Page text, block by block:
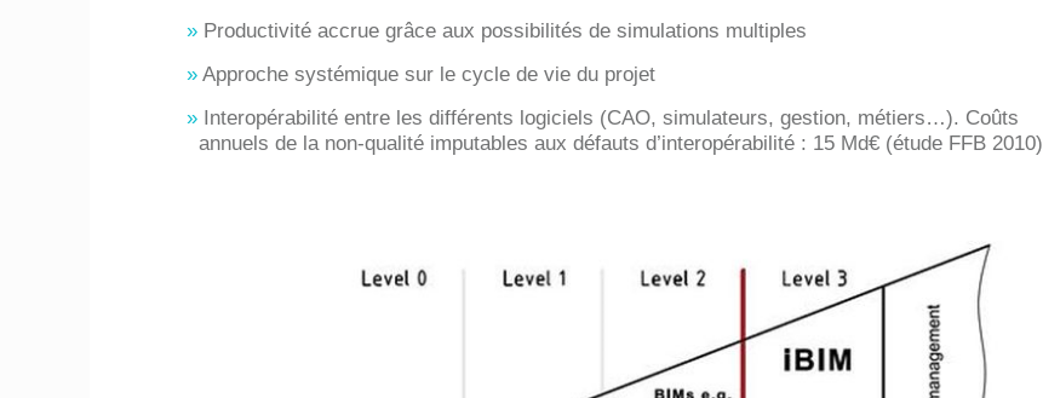
Productivité accrue grâce aux possibilités de simulations multiples
Approche systémique sur le cycle de vie du projet
Interopérabilité entre les différents logiciels (CAO, simulateurs, gestion, métiers…). Coûts
annuels de la non-qualité imputables aux défauts d’interopérabilité : 15 Md€ (étude FFB 2010)